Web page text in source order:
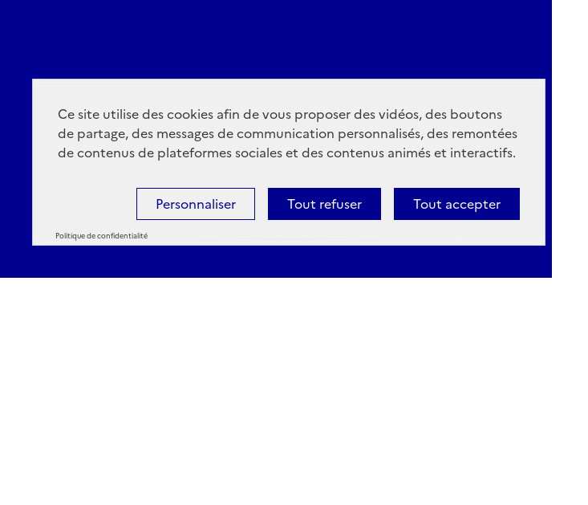
Ce site utilise des cookies afin de vous proposer des vidéos, des boutons
de partage, des messages de communication personnalisés, des remontées
de contenus de plateformes sociales et des contenus animés et interactifs.
Tout accepter
Tout refuser
Personnaliser
Politique de confidentialité